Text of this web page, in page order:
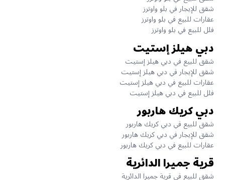
شقق للإيجار في بلو واوترز
عقارات للبيع في بلو واوترز
فلل للبيع في بلو واوترز
دبي هيلز إستيت
شقق للبيع في دبي هيلز إستيت
شقق للإيجار في دبي هيلز إستيت
عقارات للبيع في دبي هيلز إستيت
فلل للبيع في دبي هيلز إستيت
دبي كريك هاربور
شقق للبيع في دبي كريك هاربور
شقق للإيجار في دبي كريك هاربور
عقارات للبيع في دبي كريك هاربور
قرية جميرا الدائرية
شقق للبيع في قرية جميرا الدائرية